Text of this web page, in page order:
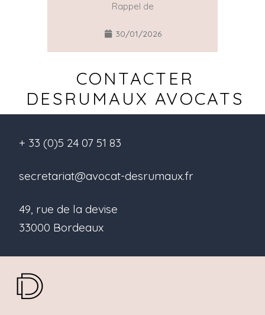
Rappel de
30/01/2026
CONTACTER
DESRUMAUX AVOCATS
+ 33 (0)5 24 07 51 83
secretariat@avocat-desrumaux.fr
49, rue de la devise
33000 Bordeaux